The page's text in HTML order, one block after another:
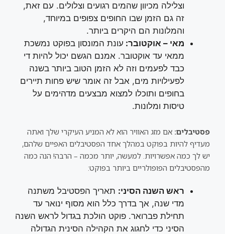
וצלילה מכיוון שהמים רגועים וצלולים. עם זאת,
זה גם הזמן שבו החופים צפופים במיוחד,
והמלונות הם היקרים ביותר.
מאי – אוקטובר: עונת המונסון בפוקט נמשכת
ממאי עד אוקטובר. אמנם הגשם יכול להיות די
כבד לפעמים וזה לא הזמן הטוב ביותר בשנה
לפעילויות מים, אבל זה אומר שיש פחות תיירים
בחופים ותוכלו למצוא מבצעים מדהימים על
טיסות ומלונות.
פסטיבלים: אם מזג האוויר הוא לא המניע העיקרי שלך ואתה
מעדיף להיות בפוקט במהלך אחד הפסטיבלים האפיים שלהם,
יש לך כמה אפשרויות. למעשה, יותר מכמה – הרבה! הנה כמה
מהפסטיבלים הפופולריים ביותר בפוקט:
ראש השנה הסיני: תאריך הפסטיבל משתנה
מדי שנה, אך בדרך כלל הוא מסוף ינואר עד
תחילת פברואר. פוקט הולכת בגדול לראש השנה
הסיני כדי לחגוג את הקהילה הסינית הגדולה